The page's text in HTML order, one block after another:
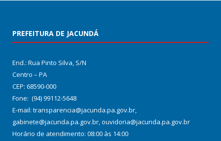
PREFEITURA DE JACUNDÁ
End.: Rua Pinto Silva, S/N
Centro – PA
CEP: 68590-000
Fone: (94) 99112-5648
E-mail: transparencia@jacunda.pa.gov.br,
gabinete@jacunda.pa.gov.br, ouvidoria@jacunda.pa.gov.br
Horário de atendimento: 08:00 às 14:00